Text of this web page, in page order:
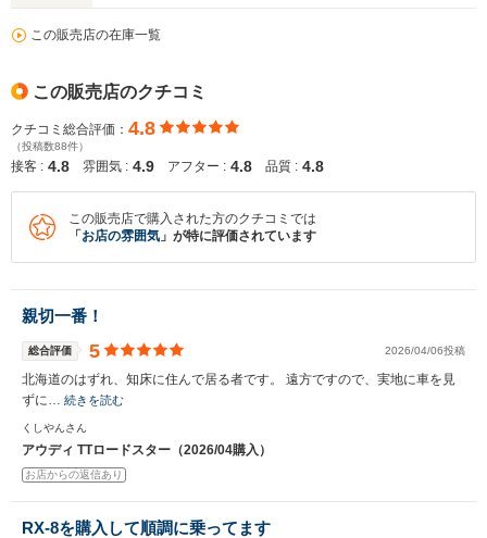
この販売店の在庫一覧
この販売店のクチコミ
クチコミ総合評価： 4.8
（投稿数88件）
接客 : 4.8 雰囲気 : 4.9 アフター : 4.8 品質 : 4.8
この販売店で購入された方のクチコミでは
「 お店の雰囲気 」が特に評価されています
親切一番！
総合評価 5 2026/04/06投稿
北海道のはずれ、知床に住んで居る者です。 遠方ですので、実地に車を見
ずに… 続きを読む
くしやんさん
アウディ TTロードスター（2026/04購入）
お店からの返信あり
RX-8を購入して順調に乗ってます
入力途中の情報を保存しますか？
※次回問い合わせをする際に自動入力されます
いいえ